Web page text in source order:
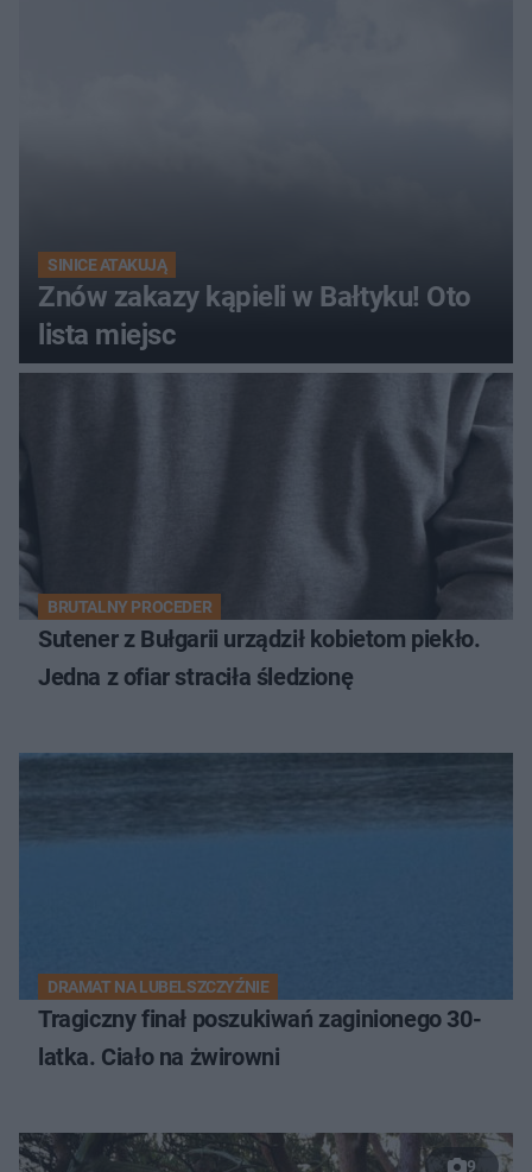
SINICE ATAKUJĄ
Znów zakazy kąpieli w Bałtyku! Oto
lista miejsc
BRUTALNY PROCEDER
Sutener z Bułgarii urządził kobietom piekło.
Jedna z ofiar straciła śledzionę
DRAMAT NA LUBELSZCZYŹNIE
Tragiczny finał poszukiwań zaginionego 30-
latka. Ciało na żwirowni
9